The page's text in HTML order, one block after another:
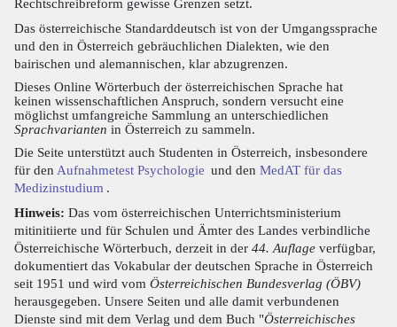
Das österreichische Standarddeutsch ist von der Umgangssprache
und den in Österreich gebräuchlichen Dialekten, wie den
bairischen und alemannischen, klar abzugrenzen.
Dieses Online Wörterbuch der österreichischen Sprache hat
keinen wissenschaftlichen Anspruch, sondern versucht eine
möglichst umfangreiche Sammlung an unterschiedlichen
Sprachvarianten in Österreich zu sammeln.
Die Seite unterstützt auch Studenten in Österreich, insbesondere
für den Aufnahmetest Psychologie und den MedAT für das
Medizinstudium .
Hinweis: Das vom österreichischen Unterrichtsministerium
mitinitiierte und für Schulen und Ämter des Landes verbindliche
Österreichische Wörterbuch, derzeit in der 44. Auflage verfügbar,
dokumentiert das Vokabular der deutschen Sprache in Österreich
seit 1951 und wird vom Österreichischen Bundesverlag (ÖBV)
herausgegeben. Unsere Seiten und alle damit verbundenen
Dienste sind mit dem Verlag und dem Buch "Österreichisches